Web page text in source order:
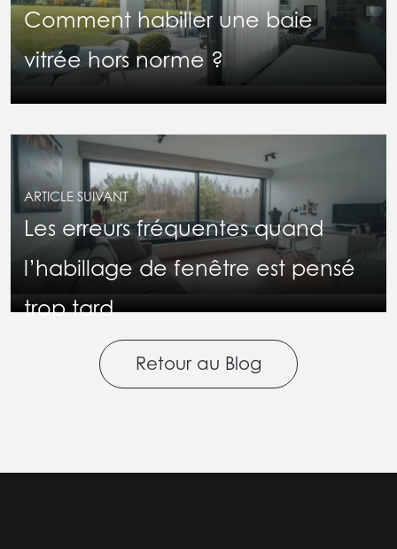
Comment habiller une baie
vitrée hors norme ?
ARTICLE SUIVANT
Les erreurs fréquentes quand
l’habillage de fenêtre est pensé
trop tard
Retour au Blog